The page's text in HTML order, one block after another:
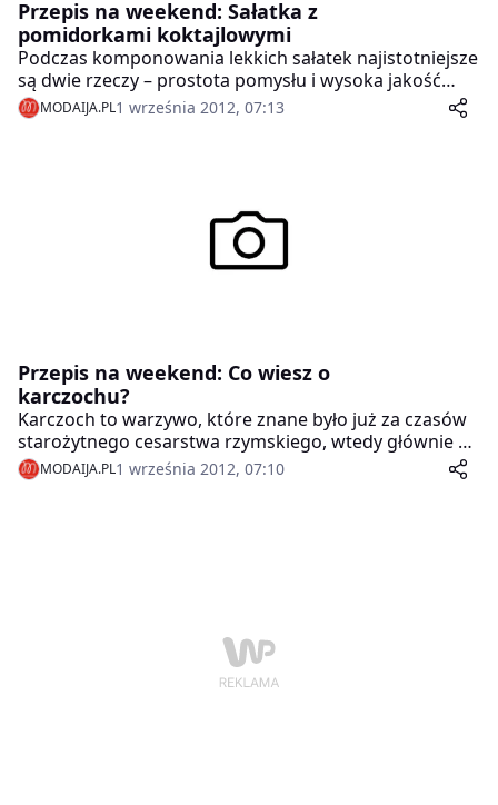
ta włoska potrawa smakuje jednak z dodatkami kuchni
śródziemnomorskiej, jak np. suszonymi pomidorami
oraz oliwą z oliwek.
Przepis na weekend: Sałatka z
pomidorkami koktajlowymi
Podczas komponowania lekkich sałatek najistotniejsze
są dwie rzeczy – prostota pomysłu i wysoka jakość
wykorzystywanych składników. Duet ten gwarantuje
sukces.
MODAIJA.PL1 września 2012, 07:13
Przepis na weekend: Co wiesz o
karczochu?
Karczoch to warzywo, które znane było już za czasów
starożytnego cesarstwa rzymskiego, wtedy głównie ze
względu na swoje właściwości moczopędne. Ostatnio
coraz bardziej popularne stają się także w Polsce.
MODAIJA.PL1 września 2012, 07:10